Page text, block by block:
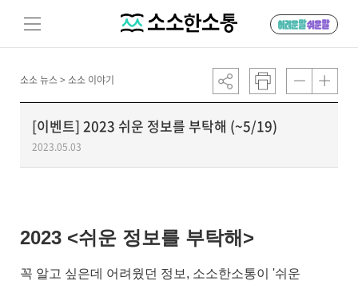
소소 뉴스 > 소소 이야기
[이벤트] 2023 쉬운 정보를 부탁해 (~5/19)
2023.05.03
2023 <쉬운 정보를 부탁해>
꼭 알고 싶은데 어려웠던 정보, 소소한소통이 '쉬운